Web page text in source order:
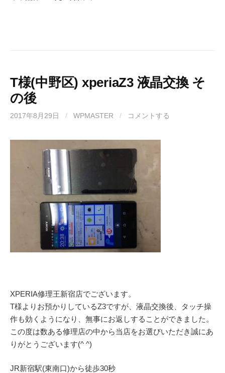
T様(中野区) xperiaZ3 液晶交換 そ
の後
2017年8月29日 / WPMASTER / コメントする
XPERIA修理王新宿店でございます。
T様よりお預かりしているZ3ですが、液晶交換後、タッチ操
作も効くようになり、無事にお返しすることができました。
この度は数ある修理店の中から当店をお選びいただき誠にあ
りがとうございます(^ ^)
JR新宿駅(東南口)から徒歩30秒